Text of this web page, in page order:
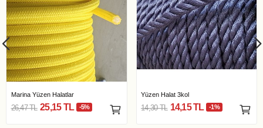
Marina Yüzen Halatlar
26,47 TL 25,15 TL -5%
Yüzen Halat 3kol
14,30 TL 14,15 TL -1%